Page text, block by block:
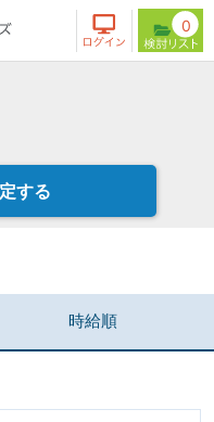
0
する
時給順